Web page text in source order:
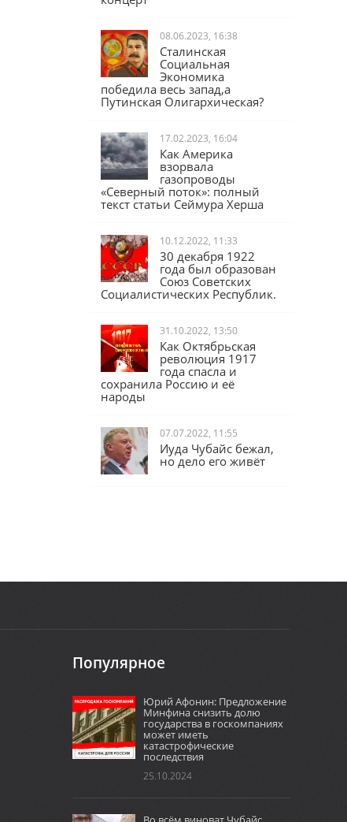
08.06.2023, 16:38
Сталинская
Социальная
Экономика
победила весь запад,а
Путинская Олигархическая?
17.02.2023, 16:04
Как Америка
взорвала
газопроводы
«Северный поток»: полный
текст статьи Сеймура Херша
10.12.2022, 11:33
30 декабря 1922
года был образован
Союз Советских
Социалистических Республик.
31.10.2022, 13:50
Как Октябрьская
революция 1917
года спасла и
сохранила Россию и её
народы
07.07.2022, 11:55
Иуда Чубайс бежал,
но дело его живёт
Популярное
Юрий Афонин: Предложение
Минфина снизить долю
государства в госкомпаниях
может иметь
катастрофические
последствия
25.10.2024